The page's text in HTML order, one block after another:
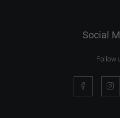
Social
Follow